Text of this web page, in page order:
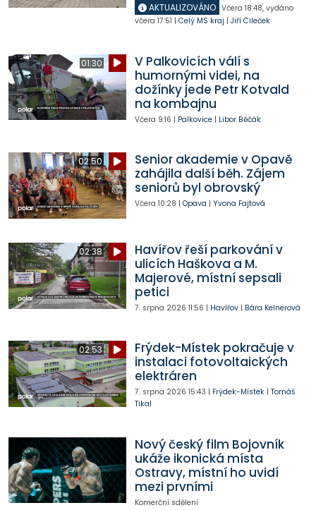
AKTUALIZOVÁNO Včera 18:48, vydáno
včera 17:51 | Celý MS kraj | Jiří Cileček
01:30
V Palkovicích válí s
humornými videi, na
dožínky jede Petr Kotvald
na kombajnu
Včera 9:16 | Palkovice| Libor Běčák
02:50
Senior akademie v Opavě
zahájila další běh. Zájem
seniorů byl obrovský
Včera 10:28 | Opava | Yvona Fajtová
02:38
Havířov řeší parkování v
ulicích Haškova a M.
Majerové, místní sepsali
petici
7. srpna 2026 11:56 | Havířov| Bára Kelnerová
02:53
Frýdek-Místek pokračuje v
instalaci fotovoltaických
elektráren
7. srpna 2026 15:43 | Frýdek-Místek| Tomáš
Tikal
Nový český film Bojovník
ukáže ikonická místa
Ostravy, místní ho uvidí
mezi prvními
Komerční sdělení